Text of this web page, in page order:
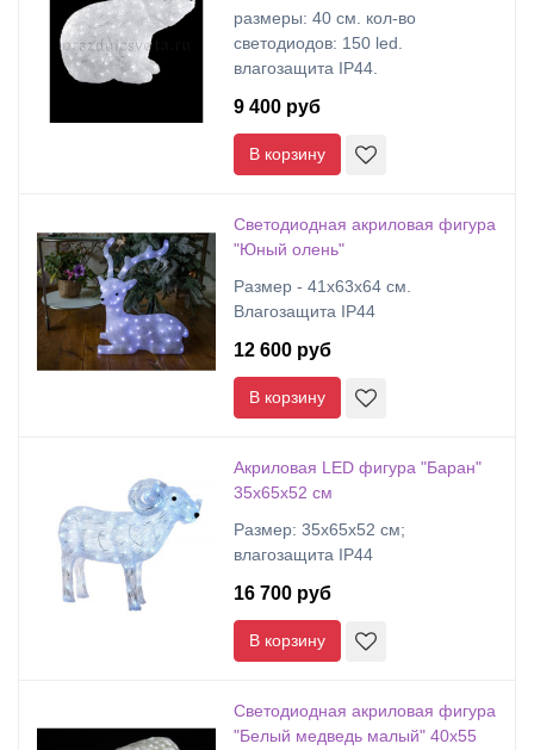
размеры: 40 cм. кол-во
светодиодов: 150 led.
влагозащита IP44.
9 400 руб
В корзину
Светодиодная акриловая фигура
"Юный олень"
Размер - 41x63x64 см.
Влагозащита IP44
12 600 руб
В корзину
Акриловая LED фигура "Баран"
35х65х52 см
Размер: 35х65х52 см;
влагозащита IP44
16 700 руб
В корзину
Светодиодная акриловая фигура
"Белый медведь малый" 40х55